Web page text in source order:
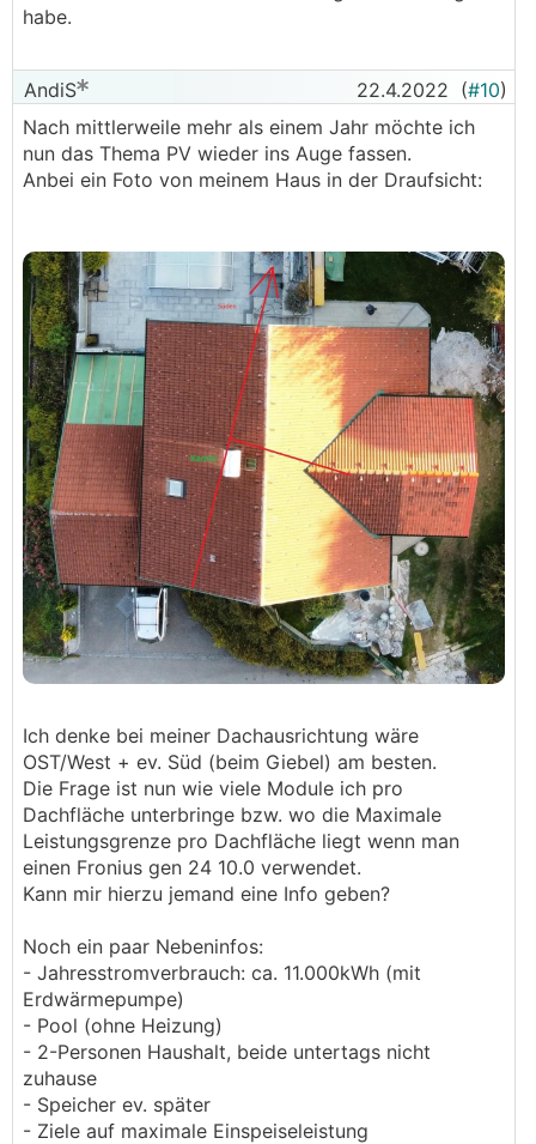
habe.
AndiS 22.4.2022 (#10)
Nach mittlerweile mehr als einem Jahr möchte ich
nun das Thema PV wieder ins Auge fassen.
Anbei ein Foto von meinem Haus in der Draufsicht:
Ich denke bei meiner Dachausrichtung wäre
OST/West + ev. Süd (beim Giebel) am besten.
Die Frage ist nun wie viele Module ich pro
Dachfläche unterbringe bzw. wo die Maximale
Leistungsgrenze pro Dachfläche liegt wenn man
einen Fronius gen 24 10.0 verwendet.
Kann mir hierzu jemand eine Info geben?
Noch ein paar Nebeninfos:
- Jahresstromverbrauch: ca. 11.000kWh (mit
Erdwärmepumpe)
- Pool (ohne Heizung)
- 2-Personen Haushalt, beide untertags nicht
zuhause
- Speicher ev. später
- Ziele auf maximale Einspeiseleistung